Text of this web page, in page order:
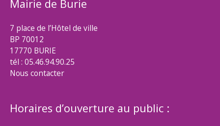
Mairie de Burie
7 place de l’Hôtel de ville
BP 70012
17770 BURIE
tél : 05.46.94.90.25
Nous contacter
Horaires d’ouverture au public :